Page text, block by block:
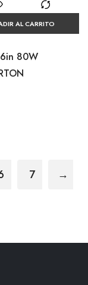
AL CARRITO
80W
7 →